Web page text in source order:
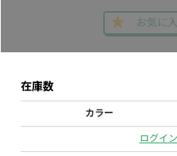
お気に
在庫数
カラー
ログイン